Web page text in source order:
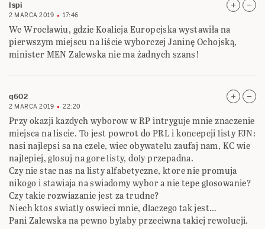
lspi
2 MARCA 2019 17:46
We Wrocławiu, gdzie Koalicja Europejska wystawiła na
pierwszym miejscu na liście wyborczej Janinę Ochojską,
minister MEN Zalewska nie ma żadnych szans!
q602
2 MARCA 2019 22:20
Przy okazji kazdych wyborow w RP intryguje mnie znaczenie
miejsca na liscie. To jest powrot do PRL i koncepcji listy FJN:
nasi najlepsi sa na czele, wiec obywatelu zaufaj nam, KC wie
najlepiej, glosuj na gore listy, doly przepadna.
Czy nie stac nas na listy alfabetyczne, ktore nie promuja
nikogo i stawiaja na swiadomy wybor a nie tepe glosowanie?
Czy takie rozwiazanie jest za trudne?
Niech ktos swiatly oswieci mnie, dlaczego tak jest…
Pani Zalewska na pewno bylaby przeciwna takiej rewolucji.